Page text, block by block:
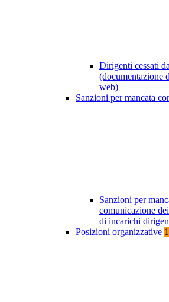
Dirigenti cessati
(documentazione
web)
Sanzioni per mancata
Sanzioni per
comunicazione
di incarichi
Posizioni organizzative